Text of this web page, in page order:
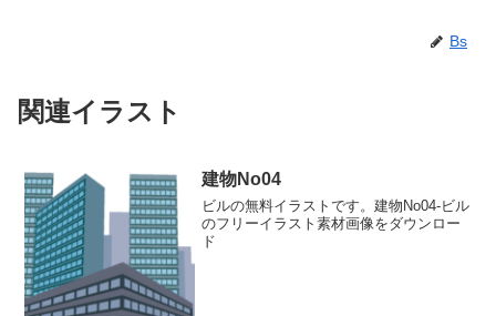
Bs
関連イラスト
建物No04
ビルの無料イラストです。建物No04-ビル
のフリーイラスト素材画像をダウンロー
ド